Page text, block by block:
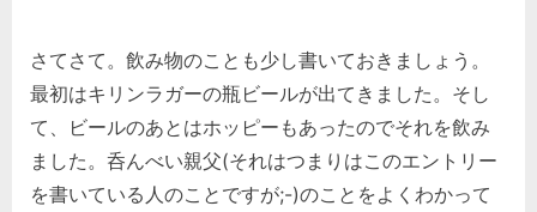
さてさて。飲み物のことも少し書いておきましょう。
最初はキリンラガーの瓶ビールが出てきました。そし
て、ビールのあとはホッピーもあったのでそれを飲み
ました。呑んべい親父(それはつまりはこのエントリー
を書いている人のことですが;-)のことをよくわかって